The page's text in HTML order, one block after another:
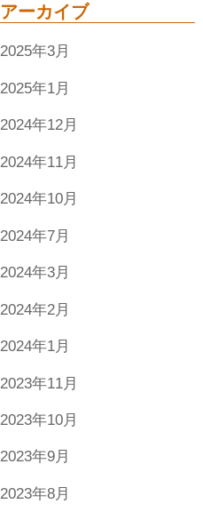
アーカイブ
2025年3月
2025年1月
2024年12月
2024年11月
2024年10月
2024年7月
2024年3月
2024年2月
2024年1月
2023年11月
2023年10月
2023年9月
2023年8月